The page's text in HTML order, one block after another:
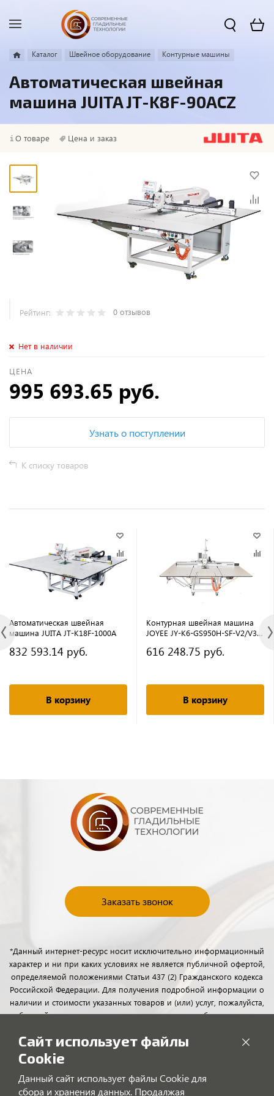
Каталог Швейное оборудование Контурные машины
Автоматическая швейная
машина JUITA JT-K8F-90ACZ
О товаре Цена и заказ
Рейтинг: 0 отзывов
Нет в наличии
ЦЕНА
995 693.65 руб.
Узнать о поступлении
К списку товаров
Автоматическая швейная
машина JUITA JT-K18F-1000A
832 593.14 руб.
В корзину
Контурная швейная машина
JOYEE JY-K6-GS950H-SF-V2/V3
616 248.75 руб.
В корзину
Заказать звонок
*Данный интернет-ресурс носит исключительно информационный
характер и ни при каких условиях не является публичной офертой,
определяемой положениями Статьи 437 (2) Гражданского кодекса
Российской Федерации. Для получения подробной информации о
наличии и стоимости указанных товаров и (или) услуг, пожалуйста,
обращайтесь к менеджерам отдела клиентского обслуживания с
Сайт использует файлы
Cookie
Данный сайт использует файлы Cookie для
сбора и хранения данных. Продалжая